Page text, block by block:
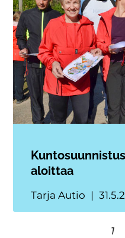
aloittaa
Tarja Autio
1